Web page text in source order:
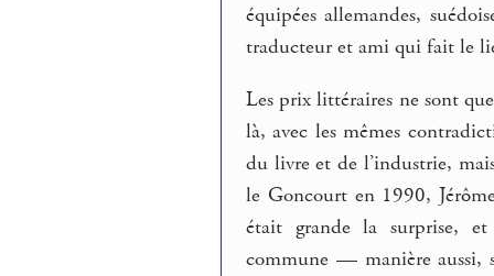
équipées allemandes,
traducteur et ami qui fait le
Les prix littéraires ne sont
là, avec les mêmes
du livre et de l’industrie,
le Goncourt en 1990,
était grande la surprise,
commune — manière aussi,